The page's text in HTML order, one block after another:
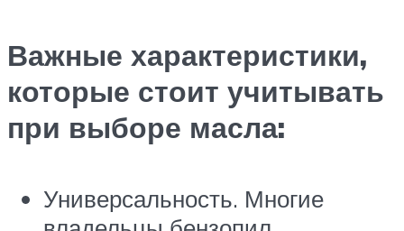
Важные характеристики,
которые стоит учитывать
при выборе масла:
Универсальность. Многие